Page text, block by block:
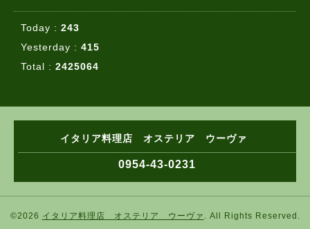
Today : 243
Yesterday : 415
Total : 2425064
イタリア料理店 オステリア ウーヴァ
0954-43-0231
©2026 イタリア料理店 オステリア ウーヴァ . All Rights Reserved.